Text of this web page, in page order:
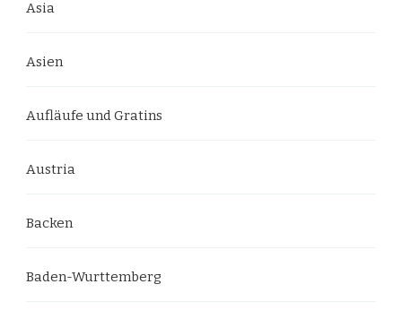
Asia
Asien
Aufläufe und Gratins
Austria
Backen
Baden-Wurttemberg